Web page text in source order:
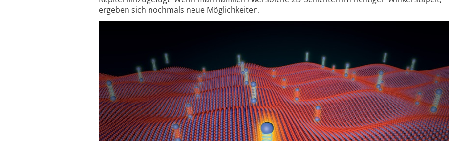
ergeben sich nochmals neue Möglich­keiten.